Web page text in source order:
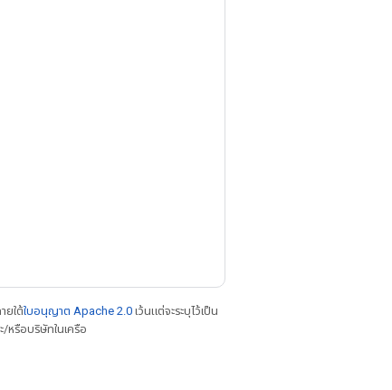
ยใต้ใบอนุญาต Apache 2.0 เว้นแต่จะระบุไว้เป็น
/หรือบริษัทในเครือ